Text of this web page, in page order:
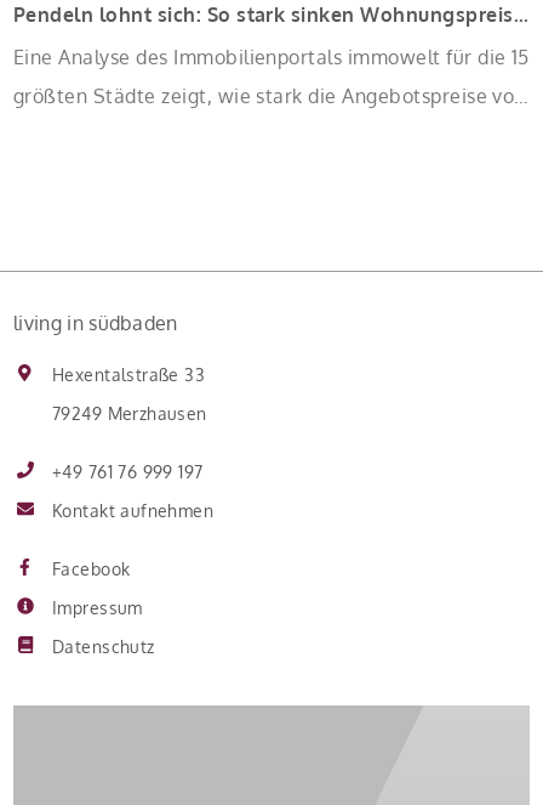
Pendeln lohnt sich: So stark sinken Wohnungspreise im Umland
Eine Analyse des Immobilienportals immowelt für die 15
größten Städte zeigt, wie stark die Angebotspreise von
living in südbaden
Hexentalstraße 33
79249 Merzhausen
+49 761 76 999 197
Kontakt aufnehmen
Facebook
Impressum
Datenschutz